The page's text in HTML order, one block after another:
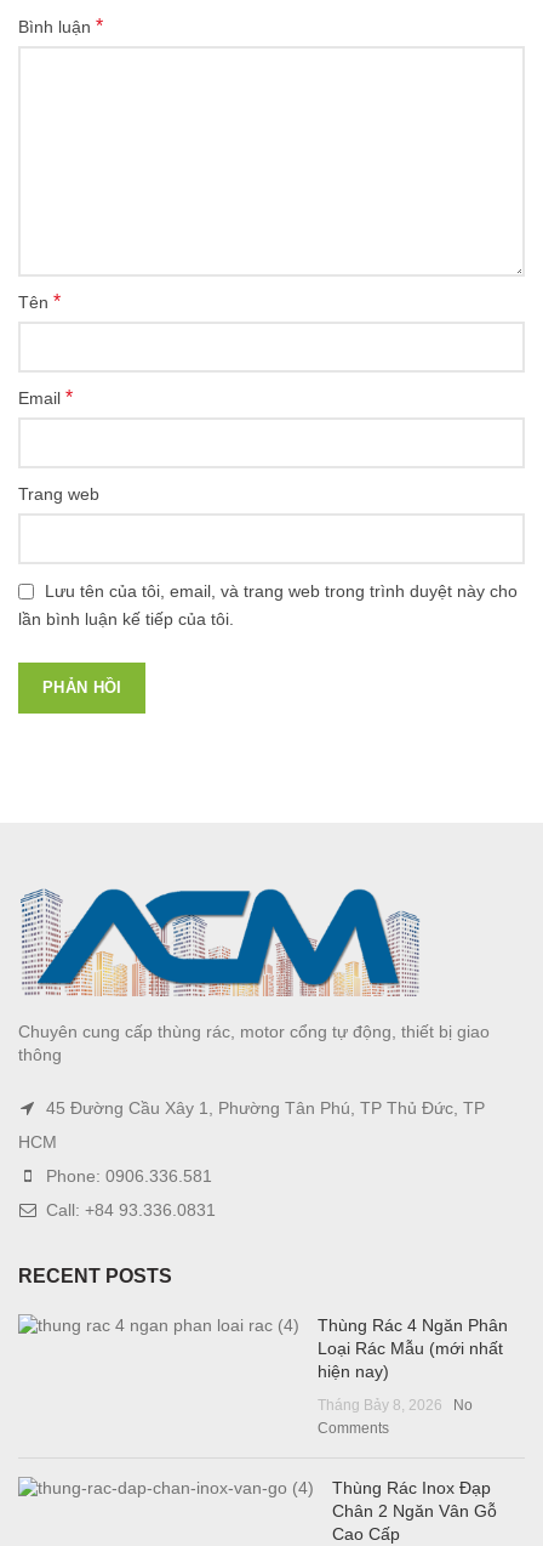
Bình luận *
Tên *
Email *
Trang web
Lưu tên của tôi, email, và trang web trong trình duyệt này cho
lần bình luận kế tiếp của tôi.
Chuyên cung cấp thùng rác, motor cổng tự động, thiết bị giao
thông
45 Đường Cầu Xây 1, Phường Tân Phú, TP Thủ Đức, TP
HCM
Phone: 0906.336.581
Call: +84 93.336.0831
RECENT POSTS
Thùng Rác 4 Ngăn Phân
Loại Rác Mẫu (mới nhất
hiện nay)
Tháng Bảy 8, 2026
No
Comments
Thùng Rác Inox Đạp
Chân 2 Ngăn Vân Gỗ
Cao Cấp